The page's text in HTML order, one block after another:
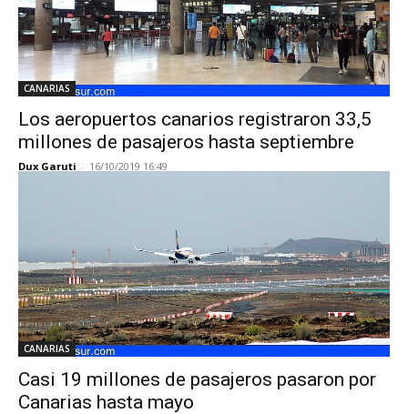
CANARIAS
Los aeropuertos canarios registraron 33,5
millones de pasajeros hasta septiembre
Dux Garuti - 16/10/2019 16:49
CANARIAS
Casi 19 millones de pasajeros pasaron por
Canarias hasta mayo